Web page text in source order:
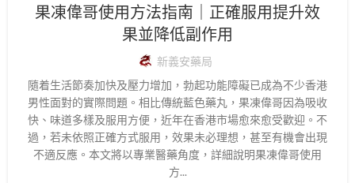
果凍偉哥使用方法指南｜正確服用提升效
果並降低副作用
新義安藥局
隨着生活節奏加快及壓力增加，勃起功能障礙已成為不少香港
男性面對的實際問題。相比傳統藍色藥丸，果凍偉哥因為吸收
快、味道多樣及服用方便，近年在香港市場愈來愈受歡迎。不
過，若未依照正確方式服用，效果未必理想，甚至有機會出現
不適反應。本文將以專業醫藥角度，詳細說明果凍偉哥使用
方...